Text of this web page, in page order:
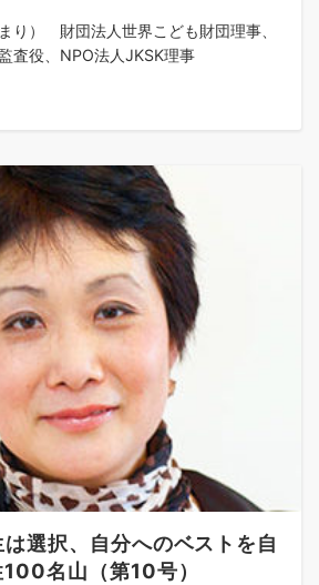
り） 財団法人世界こども財団理事、
査役、NPO法人JKSK理事
は選択、自分へのベストを自
名山（第10号）